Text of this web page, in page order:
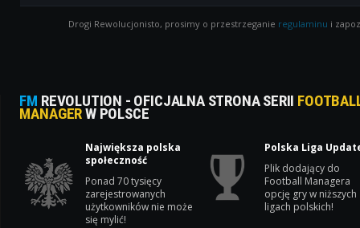
Drogi Rewolucjonisto, prosimy o przestrzeganie regulaminu i
FM REVOLUTION - OFICJALNA STRONA SERII
MANAGERW POLSCE
Największa polska
społeczność
Ponad 70 tysięcy
zarejestrowanych
użytkowników nie może
się mylić!
Polska Liga
Plik dodający do
Football Managera
opcję gry w niższych
ligach polskich!